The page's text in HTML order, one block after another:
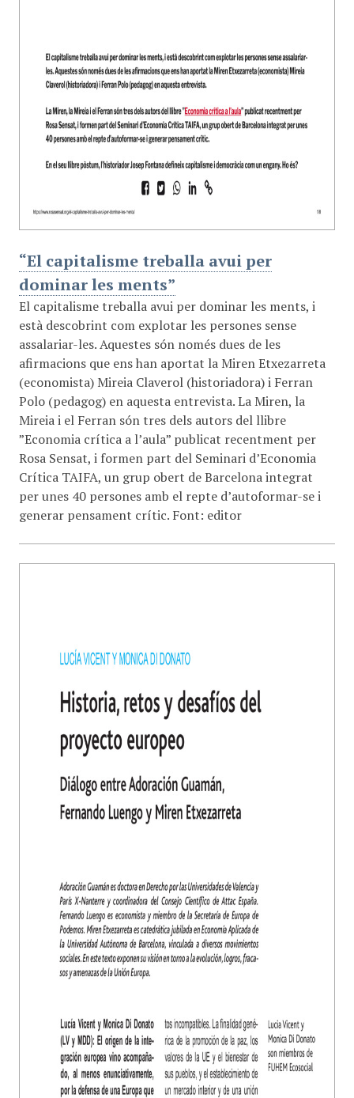
“El capitalisme treballa avui per
dominar les ments”
El capitalisme treballa avui per dominar les ments, i
està descobrint com explotar les persones sense
assalariar-les. Aquestes són només dues de les
afirmacions que ens han aportat la Miren Etxezarreta
(economista) Mireia Claverol (historiadora) i Ferran
Polo (pedagog) en aquesta entrevista. La Miren, la
Mireia i el Ferran són tres dels autors del llibre
”Economia crítica a l’aula” publicat recentment per
Rosa Sensat, i formen part del Seminari d’Economia
Crítica TAIFA, un grup obert de Barcelona integrat
per unes 40 persones amb el repte d’autoformar-se i
generar pensament crític. Font: editor